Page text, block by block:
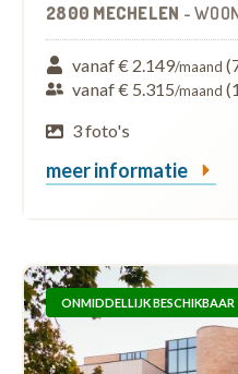
2800 MECHELEN -
vanaf € 2.149/maand
vanaf € 5.315/maand
3 foto's
meer informatie
ONMIDDELLIJK BESCHIKBAAR